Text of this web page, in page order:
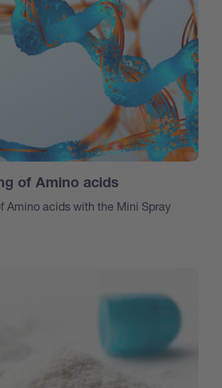
of Amino acids
Amino acids with the Mini Spray